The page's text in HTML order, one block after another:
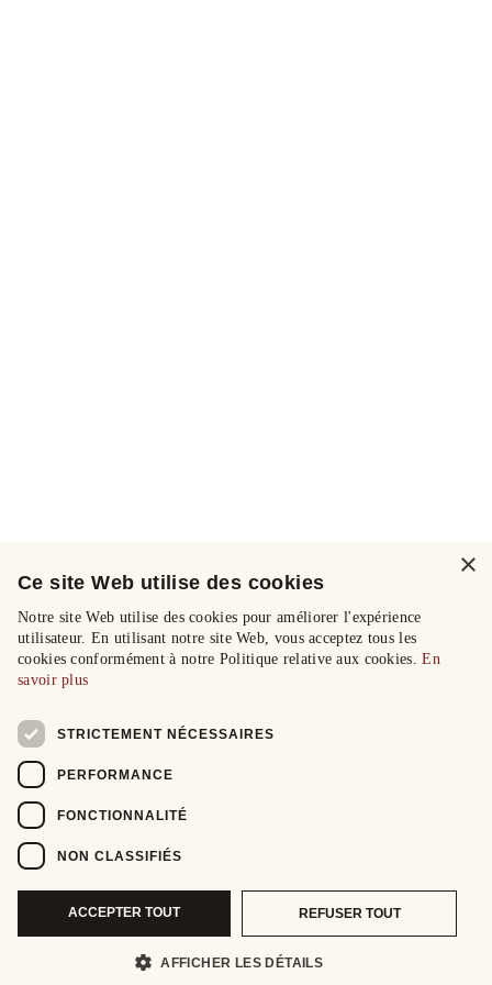
×
Ce site Web utilise des cookies
Notre site Web utilise des cookies pour améliorer l'expérience
utilisateur. En utilisant notre site Web, vous acceptez tous les
cookies conformément à notre Politique relative aux cookies.En
savoir plus
STRICTEMENT NÉCESSAIRES
PERFORMANCE
FONCTIONNALITÉ
NON CLASSIFIÉS
ACCEPTER TOUT REFUSER TOUT
AFFICHER LES DÉTAILS